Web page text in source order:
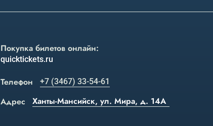
Покупка билетов онлайн:
quicktickets.ru
Телефон +7 (3467) 33-54-61
Адрес Ханты-Мансийск, ул. Мира, д. 14А